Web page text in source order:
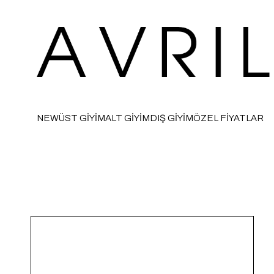
NEWÜST GİYİMALT GİYİMDIŞ GİYİMÖZEL FİYATLAR